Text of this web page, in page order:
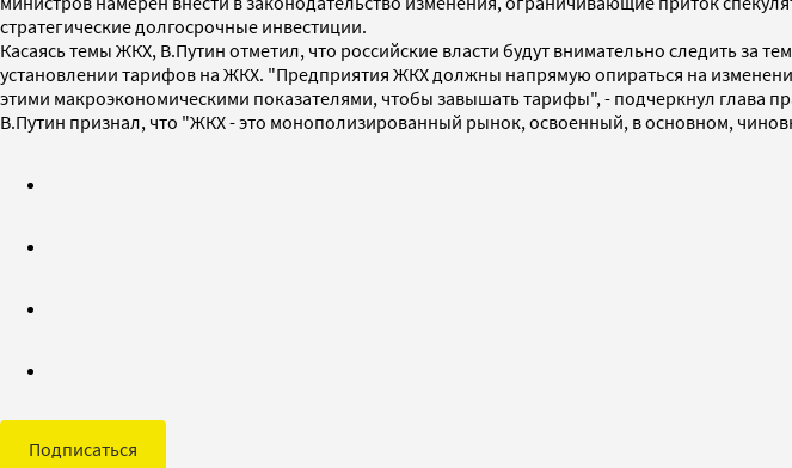
стратегические долгосрочные инвестиции.
Касаясь темы ЖКХ, В.Путин отметил, что российские власти будут внимательно следить за
установлении тарифов на ЖКХ. "Предприятия ЖКХ должны напрямую опираться на
этими макроэкономическими показателями, чтобы завышать тарифы", - подчеркнул глава
В.Путин признал, что "ЖКХ - это монополизированный рынок, освоенный, в основном,
Подписаться